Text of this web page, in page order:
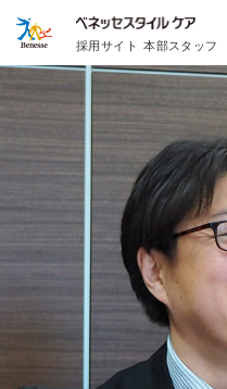
採用サイト 本部スタッフ